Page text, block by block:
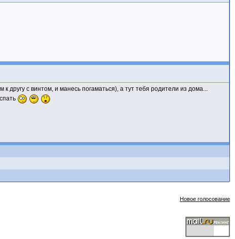
с винтом, и манесь погаматься), а тут тебя родители из дома...
Новое голосование